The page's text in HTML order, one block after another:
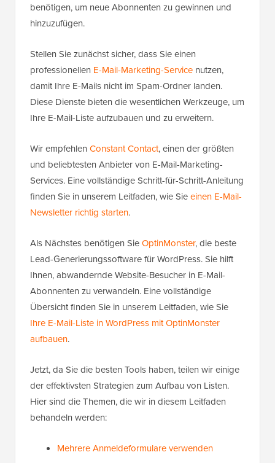
benötigen, um neue Abonnenten zu gewinnen und
hinzuzufügen.
Stellen Sie zunächst sicher, dass Sie einen
professionellen E-Mail-Marketing-Service nutzen,
damit Ihre E-Mails nicht im Spam-Ordner landen.
Diese Dienste bieten die wesentlichen Werkzeuge, um
Ihre E-Mail-Liste aufzubauen und zu erweitern.
Wir empfehlen Constant Contact, einen der größten
und beliebtesten Anbieter von E-Mail-Marketing-
Services. Eine vollständige Schritt-für-Schritt-Anleitung
finden Sie in unserem Leitfaden, wie Sieeinen E-Mail-
Newsletter richtig starten.
Als Nächstes benötigen SieOptinMonster, die beste
Lead-Generierungssoftware für WordPress. Sie hilft
Ihnen, abwandernde Website-Besucher in E-Mail-
Abonnenten zu verwandeln. Eine vollständige
Übersicht finden Sie in unserem Leitfaden, wie Sie
Ihre E-Mail-Liste in WordPress mit OptinMonster
aufbauen.
Jetzt, da Sie die besten Tools haben, teilen wir einige
der effektivsten Strategien zum Aufbau von Listen.
Hier sind die Themen, die wir in diesem Leitfaden
behandeln werden:
Mehrere Anmeldeformulare verwenden